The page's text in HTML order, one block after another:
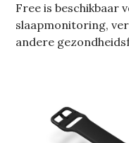
Free is beschikbaar
slaapmonitoring,
andere